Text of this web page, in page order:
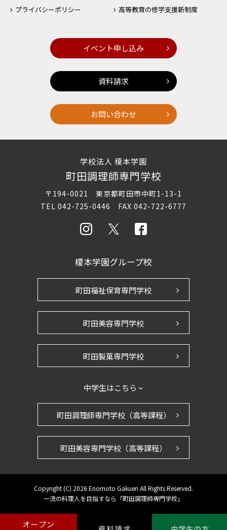
プライバシーポリシー
高等教育の修学支援新制度
イベント申し込み
資料請求
お問い合わせ
学校法人 榎本学園
町田調理師専門学校
〒194-0021 東京都町田市中町1-13-1
TEL 042-725-0446 FAX 042-722-6777
榎本学園グループ校
町田福祉保育専門学校
町田美容専門学校
町田製菓専門学校
中学生はこちら
町田調理師専門学校（高等課程）
町田美容専門学校（高等課程）
Copyright (C) 2026 Enomoto Gakuen All Rights Reserved.
一流の料理人を目指すなら「町田調理師専門学校」